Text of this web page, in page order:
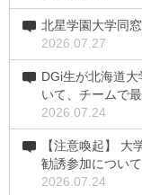
北星学園大学同
2026.07.27
DGi生が北海道
いて、チームで
2026.07.24
【注意喚起】
勧誘参加について
2026.07.24